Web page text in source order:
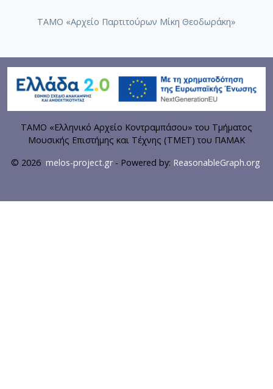
ΤΑΜΟ «Αρχείο Παρτιτούρων Μίκη Θεοδωράκη»
ΤΑΜΟ «Ελληνικό Αρχείο Κοντραμπάσου» του Τμήματος
Μουσικής Επιστήμης και Τέχνης (ΤΜΕΤ) του ΠΑΜΑΚ
© 2026 melos-project.gr- Powered by: ReasonableGraph.org